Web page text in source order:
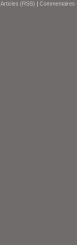
Articles (RSS) | Commentaires